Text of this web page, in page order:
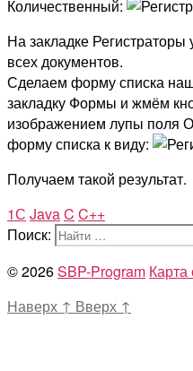
Количественный:
На закладке
всех документов.
Сделаем форму списка
закладку Формы и жмём
изображением лупы поля
форму списка к виду:
Получаем такой результат.
1С JavaC C++
Поиск:
© 2026SBP-Program Карта
Наверх ↑ Вверх ↑